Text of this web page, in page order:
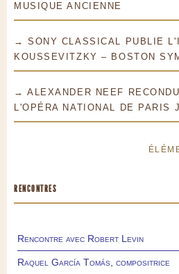
MUSIQUE ANCIENNE
→ SONY CLASSICAL PUBLIE
KOUSSEVITZKY – BOSTON
→ ALEXANDER NEEF
L'OPÉRA NATIONAL DE PARIS
RENCONTRES
Rencontre avec Robert Levin
Raquel García Tomás, compositrice